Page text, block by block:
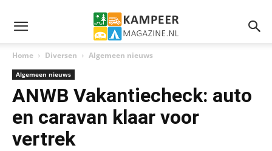
Home Diversen Algemeen nieuws
Algemeen nieuws
ANWB Vakantiecheck: auto
en caravan klaar voor
vertrek